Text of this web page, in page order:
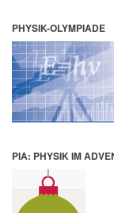
PHYSIK-OLYMPIADE
PIA: PHYSIK IM